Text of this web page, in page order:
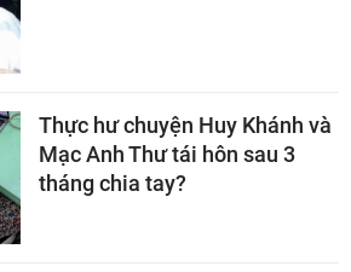
Thực hư chuyện Huy Khánh và
Mạc Anh Thư tái hôn sau 3
tháng chia tay?